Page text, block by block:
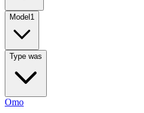
Model 1
Type was
Omo